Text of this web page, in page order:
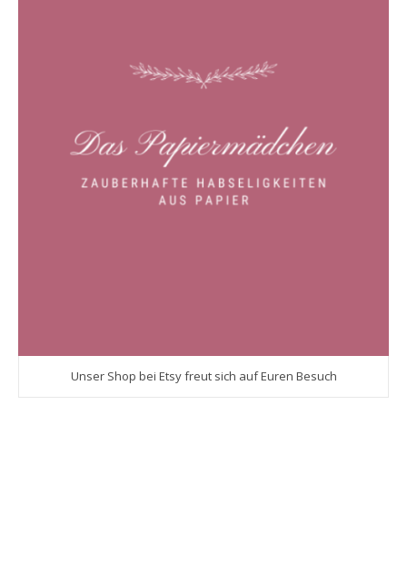
Unser Shop bei Etsy freut sich auf Euren Besuch